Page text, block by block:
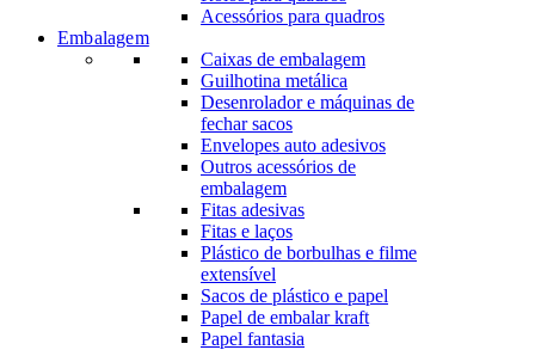
Acessórios para quadros
Embalagem
Caixas de embalagem
Guilhotina metálica
Desenrolador e máquinas de
fechar sacos
Envelopes auto adesivos
Outros acessórios de
embalagem
Fitas adesivas
Fitas e laços
Plástico de borbulhas e filme
extensível
Sacos de plástico e papel
Papel de embalar kraft
Papel fantasia